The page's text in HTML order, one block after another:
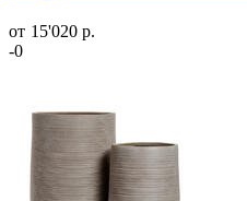
от 15'020 р.
-0